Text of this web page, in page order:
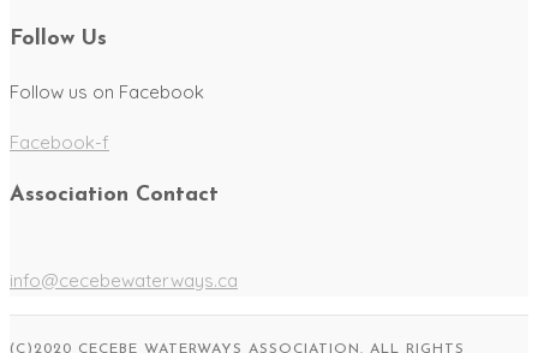
Follow Us
Follow us on Facebook
Facebook-f
Association Contact
info@cecebewaterways.ca
(C)2020 CECEBE WATERWAYS ASSOCIATION. ALL RIGHTS